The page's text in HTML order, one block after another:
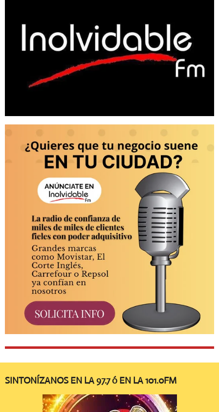
SINTONÍZANOS EN LA 97.7 ó EN LA 101.0FM